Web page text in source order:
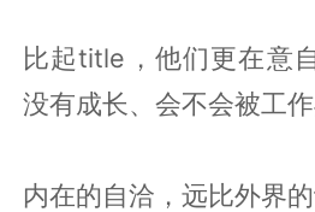
比起title，他们更在意
没有成长、会不会被工作
内在的自洽，远比外界的